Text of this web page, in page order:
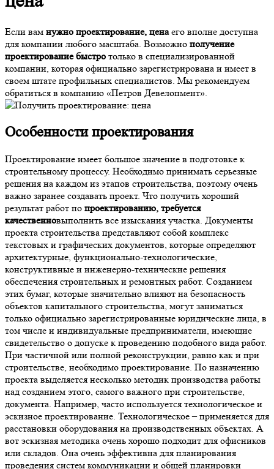
Если вам нужно проектирование, ценаего вполне доступна
для компании любого масштаба. Возможно получение
проектирование быстро только в специализированной
компании, которая официально зарегистрирована и имеет в
своем штате профильных специалистов. Мы рекомендуем
обратиться в компанию «Петров Девелопмент».
Особенности проектирования
Проектирование имеет большое значение в подготовке к
строительному процессу. Необходимо принимать серьезные
решения на каждом из этапов строительства, поэтому очень
важно заранее создавать проект. Что получить хороший
результат работ по проектированию, требуется
качественновыполнить все изыскания участка. Документы
проекта строительства представляют собой комплекс
текстовых и графических документов, которые определяют
архитектурные, функционально-технологические,
конструктивные и инженерно-технические решения
обеспечения строительных и ремонтных работ. Созданием
этих бумаг, которые значительно влияют на безопасность
объектов капитального строительства, могут заниматься
только официально зарегистрированные юридические лица, в
том числе и индивидуальные предприниматели, имеющие
свидетельство о допуске к проведению подобного вида работ.
При частичной или полной реконструкции, равно как и при
строительстве, необходимо проектирование. По назначению
проекта выделяется несколько методик производства работы
над созданием этого, самого важного при строительстве,
документа. Например, часто используется технологическое и
эскизное проектирование. Технологическое – применяется для
расстановки оборудования на производственных объектах. А
вот эскизная методика очень хорошо подходит для офисников
или складов. Она очень эффективна для планирования
проведения систем коммуникации и общей планировки